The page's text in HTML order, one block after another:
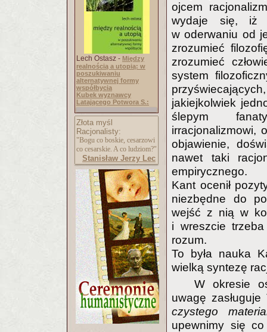
Lech Ostasz - Między
realnością a utopią: w
poszukiwaniu
alternatywnej formy
współbycia
Kubek wyznawcy
Latającego Potwora S.:
Złota myśl
Racjonalisty:
"Bogu co boskie, cesarzowi
co cesarskie. A co ludziom?"
Stanisław Jerzy Lec
ojcem
wydaje się, iż
w oderwaniu od
zrozumieć
zrozumieć
system
jakiejkolwiek
ślepym
irracjonalizmowi,
objawienie,
nawet taki
empirycznego.
Kant ocenił
niezbędne do
wejść z nią w
i wreszcie
rozum.
To była nauka
wielką syntezę
W okresie
uwagę
czystego
upewnimy się